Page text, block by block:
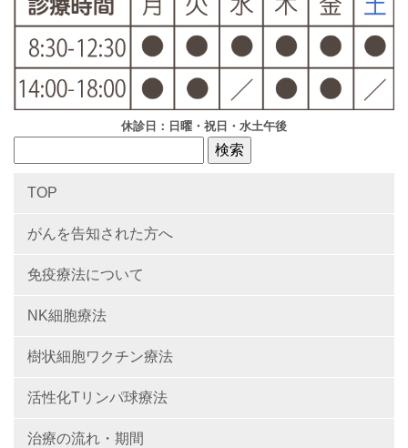
休診日：日曜・祝日・水土午後
TOP
がんを告知された方へ
免疫療法について
NK細胞療法
樹状細胞ワクチン療法
活性化Tリンパ球療法
治療の流れ・期間